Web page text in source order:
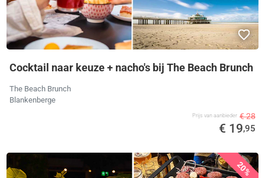
Cocktail naar keuze + nacho's bij The Beach Brunch
The Beach Brunch
Blankenberge
Prijs van aanbieder € 28
€ 19,95
20%